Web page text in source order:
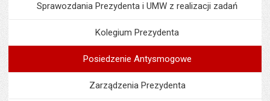
Sprawozdania Prezydenta i UMW z realizacji zadań
Kolegium Prezydenta
Posiedzenie Antysmogowe
Zarządzenia Prezydenta